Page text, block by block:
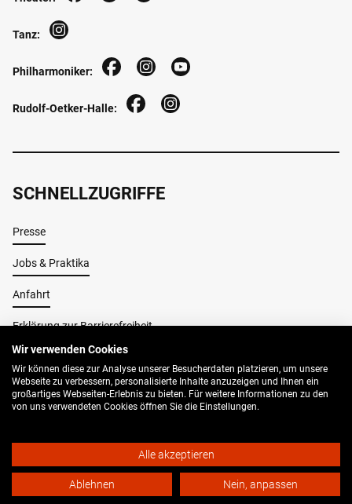
SCHNELLZUGRIFFE
Presse
Jobs & Praktika
Anfahrt
Erklärung zur Barrierefreiheit
© 2026 Buo Bielefeld
Impressum
AGB
Tanz:
Philharmoniker:
Rudolf-Oetker-Halle:
Wir verwenden Cookies
Wir können diese zur Analyse unserer Besucherdaten platzieren, um unsere
Webseite zu verbessern, personalisierte Inhalte anzuzeigen und Ihnen ein
großartiges Webseiten-Erlebnis zu bieten. Für weitere Informationen zu den
von uns verwendeten Cookies öffnen Sie die Einstellungen.
Alle akzeptieren
Ablehnen Nein, anpassen